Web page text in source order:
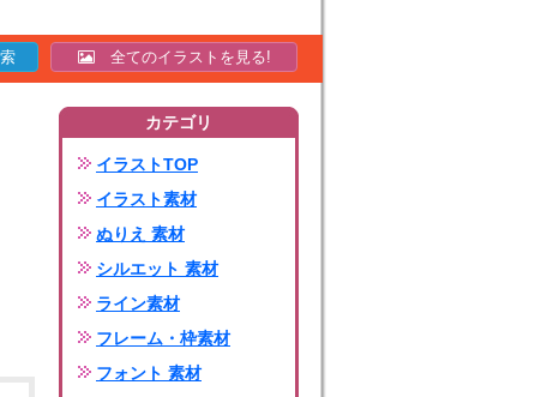
全てのイラストを見る!
カテゴリ
イラストTOP
イラスト素材
ぬりえ 素材
シルエット 素材
ライン素材
フレーム・枠素材
フォント 素材